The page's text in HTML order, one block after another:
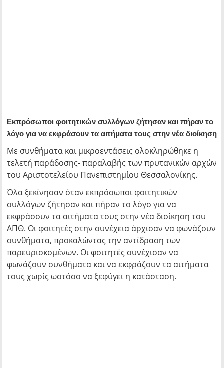
Εκπρόσωποι φοιτητικών συλλόγων ζήτησαν και πήραν το
λόγο για να εκφράσουν τα αιτήματα τους στην νέα διοίκηση
Με συνθήματα και μικροεντάσεις ολοκληρώθηκε η
τελετή παράδοσης- παραλαβής των πρυτανικών αρχών
του Αριστοτελείου Πανεπιστημίου Θεσσαλονίκης.
Όλα ξεκίνησαν όταν εκπρόσωποι φοιτητικών
συλλόγων ζήτησαν και πήραν το λόγο για να
εκφράσουν τα αιτήματα τους στην νέα διοίκηση του
ΑΠΘ. Οι φοιτητές στην συνέχεια άρχισαν να φωνάζουν
συνθήματα, προκαλώντας την αντίδραση των
παρευρισκομένων. Οι φοιτητές συνέχισαν να
φωνάζουν συνθήματα και να εκφράζουν τα αιτήματα
τους χωρίς ωστόσο να ξεφύγει η κατάσταση.